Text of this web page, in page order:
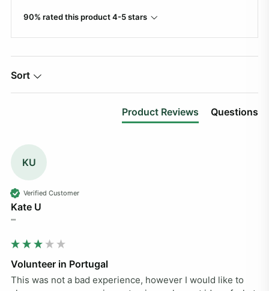
90% rated this product 4-5 stars
Sort
Product Reviews Questions
KU
Verified Customer
Kate U
""
Volunteer in Portugal
This was not a bad experience, however I would like to